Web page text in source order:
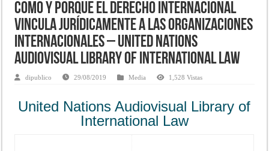
Como y porque el derecho internacional
vincula jurídicamente a las organizaciones
internacionales – United Nations
Audiovisual Library of International Law
dipublico 29/08/2019 Media 1,528 Vistas
United Nations Audiovisual Library of
International Law